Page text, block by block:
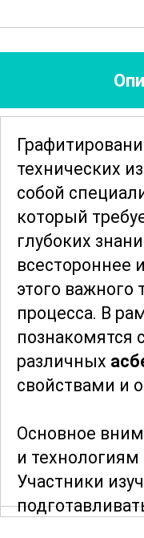
технических
собой
который
глубоких
всестороннее
этого важного
процесса. В
познакомятся
различных
свойствами и
Основное
и
Участники